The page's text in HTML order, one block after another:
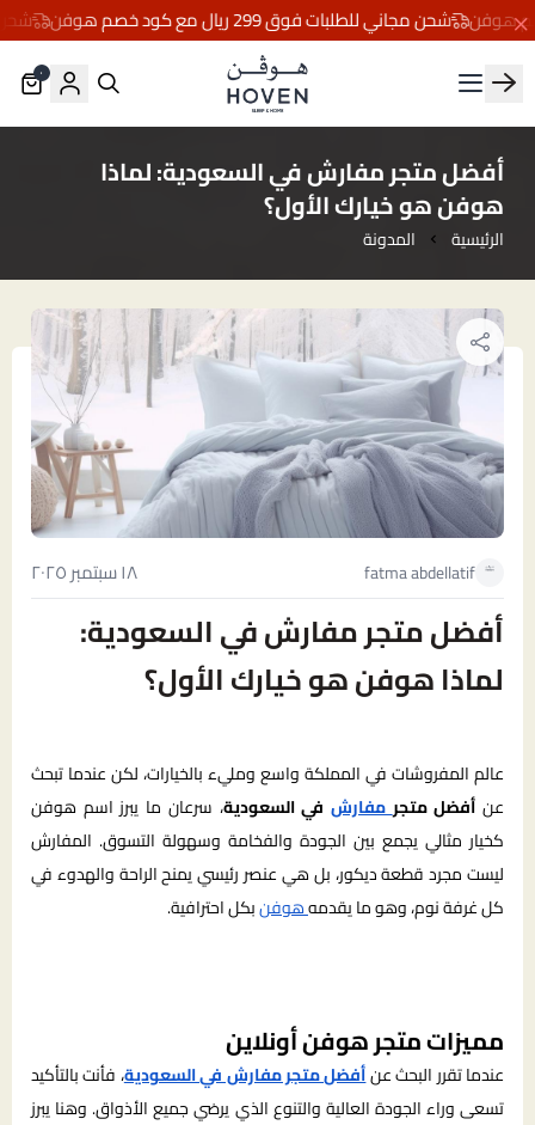
شحن مجاني للطلبات فوق 299 ريال مع كود خصم هوفن شحن مجاني
مفارش هوڤن
٠
أفضل متجر مفارش في السعودية: لماذا
هوفن هو خيارك الأول؟
الرئيسية المدونة
fatma abdellatif ١٨ سبتمبر ٢٠٢٥
أفضل متجر مفارش في السعودية:
لماذا هوفن هو خيارك الأول؟
عالم المفروشات في المملكة واسع ومليء بالخيارات، لكن عندما تبحث
عن أفضل متجرمفارش في السعودية، سرعان ما يبرز اسم هوفن
كخيار مثالي يجمع بين الجودة والفخامة وسهولة التسوق. المفارش
ليست مجرد قطعة ديكور، بل هي عنصر رئيسي يمنح الراحة والهدوء في
كل غرفة نوم، وهو ما يقدمههوفنبكل احترافية.
مميزات متجر هوفن أونلاين
عندما تقرر البحث عنأفضل متجر مفارش في السعودية، فأنت بالتأكيد
تسعى وراء الجودة العالية والتنوع الذي يرضي جميع الأذواق. وهنا يبرز